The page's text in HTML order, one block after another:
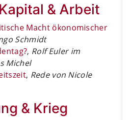
& Arbeit
Macht ökonomischer
Schmidt
, Rolf Euler im
Michel
, Rede von Nicole
& Krieg